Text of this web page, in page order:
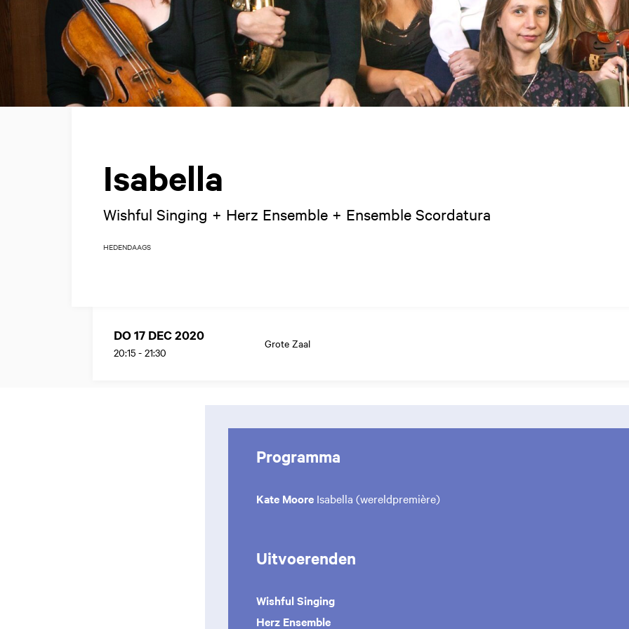
Isabella
Wishful Singing + Herz Ensemble + Ensemble Scordatura
HEDENDAAGS
DO 17 DEC 2020
20:15 - 21:30
Grote Zaal
Programma
Kate Moore Isabella (wereldpremière)
Uitvoerenden
Wishful Singing
Herz Ensemble